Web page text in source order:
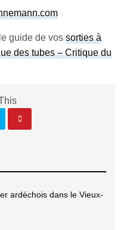
guide de vossorties à
des tubes – Critique du
ardéchois dans le Vieux-